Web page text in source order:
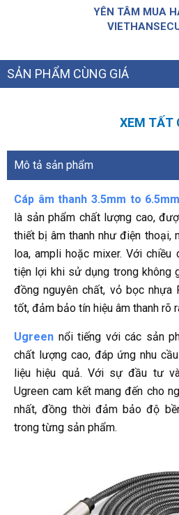
YÊN TÂM MUA
SẢN PHẨM CÙNG GIÁ
XEM TẤT
Mô tả sản phẩm
Cáp âm thanh 3.5mm to
là sản phẩm chất lượng cao,
thiết bị âm thanh như điện thoại,
loa, ampli hoặc mixer. Với
tiện lợi khi sử dụng trong không
đồng nguyên chất, vỏ bọc nhựa
tốt, đảm bảo tín hiệu âm thanh rõ
Ugreen nổi tiếng với các sản
chất lượng cao, đáp ứng nhu
liệu hiệu quả. Với sự đầu tư
Ugreen cam kết mang đến cho
nhất, đồng thời đảm bảo độ
trong từng sản phẩm.